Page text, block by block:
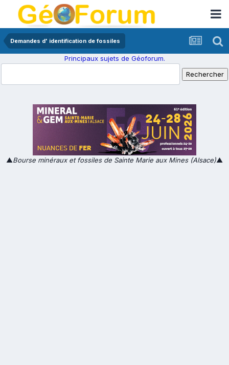
Demandes d' identification de fossiles
Principaux sujets de Géoforum.
▲Bourse minéraux et fossiles de Sainte Marie aux Mines (Alsace)▲